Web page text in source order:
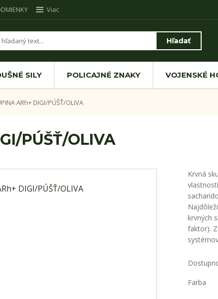
Viac
Hľadať
SILY POLICAJNÉ ZNAKY VOJENSKÉ
ARh+ DIGI/PÚŠŤ/OLIVA
PÚŠŤ/OLIVA
Krvná
krvných
faktor).
Farba